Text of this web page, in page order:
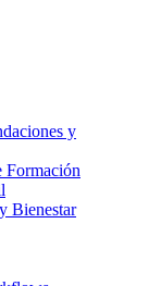
y
Formación
Bienestar